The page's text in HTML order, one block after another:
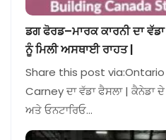
ਡਗ ਫੋਰਡ–ਮਾਰਕ ਕਾਰਨੀ ਦਾ
ਨੂੰ ਮਿਲੀ ਅਸਥਾਈ ਰਾਹਤ |
Share this post via:Ontario
Carney ਦਾ ਵੱਡਾ ਫੈਸਲਾ | ਕੈਨੇਡਾ
ਅਤੇ ਓਨਟਾਰਿਓ…